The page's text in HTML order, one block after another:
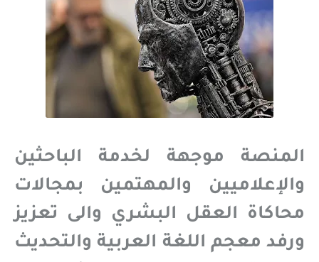
المنصة موجهة لخدمة الباحثين
والإعلاميين والمهتمين بمجالات
محاكاة العقل البشري والى تعزيز
ورفد معجم اللغة العربية والتحديث